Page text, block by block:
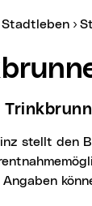
Stadtleben